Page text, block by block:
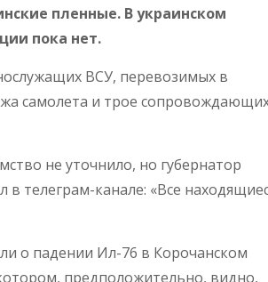
пленные. В украинском
пока нет.
ВСУ, перевозимых в
самолета и трое
не уточнило, но губернатор
в телеграм-канале: «Все
о падении Ил-76 в Корочанском
предположительно, видно,